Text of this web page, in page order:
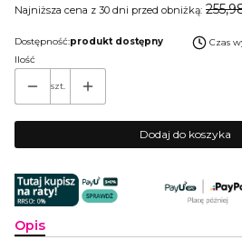
Najniższa cena z 30 dni przed obniżką:
Dostępność:produkt dostępny Czas
Ilość
szt.
Dodaj do koszyka
Opis